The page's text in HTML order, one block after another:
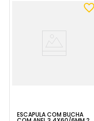
ESCÁPULA COM BUCHA